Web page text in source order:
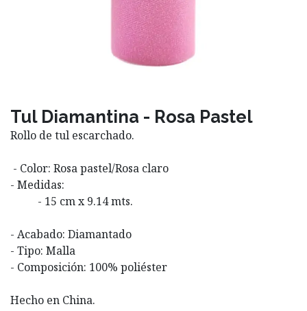
Tul Diamantina - Rosa Pastel
Rollo de tul escarchado.
- Color: Rosa pastel/Rosa claro
- Medidas:
​- 15 cm x 9.14 mts.
- Acabado: Diamantado
- Tipo: Malla
- Composición: 100% poliéster
Hecho en China.